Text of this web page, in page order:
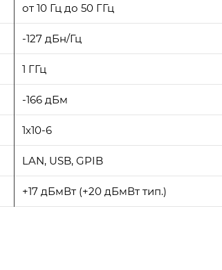
от 10 Гц до 50 ГГц
-127 дБн/Гц
1 ГГц
-166 дБм
1х10-6
LAN, USB, GPIB
+17 дБмВт (+20 дБмВт тип.)